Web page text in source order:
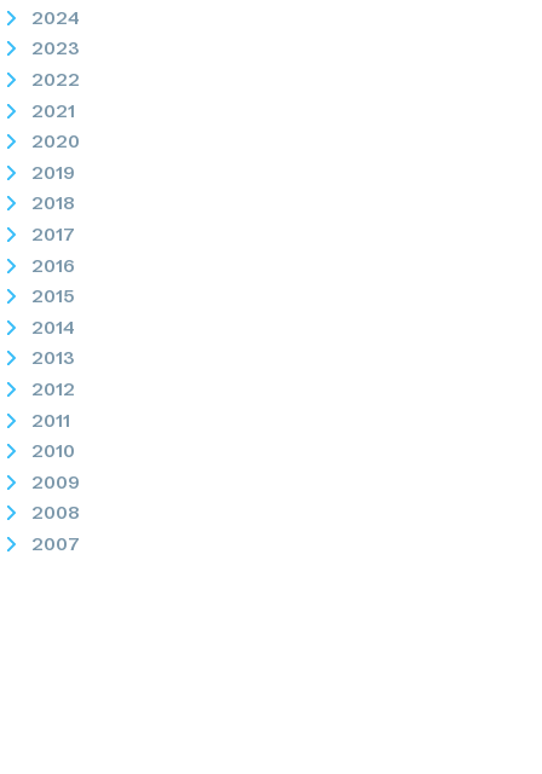
2024
2023
2022
2021
2020
2019
2018
2017
2016
2015
2014
2013
2012
2011
2010
2009
2008
2007